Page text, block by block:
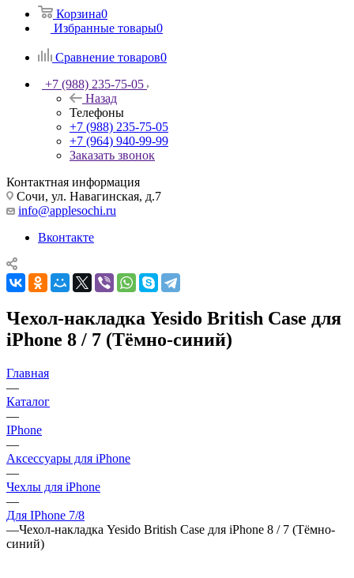
Корзина0
Избранные товары0
Сравнение товаров0
+7 (988) 235-75-05
Назад
Телефоны
+7 (988) 235-75-05
+7 (964) 940-99-99
Заказать звонок
Контактная информация
Сочи, ул. Навагинская, д.7
info@applesochi.ru
Вконтакте
Чехол-накладка Yesido British Case для
iPhone 8 / 7 (Тёмно-синий)
Главная
—
Каталог
—
IPhone
—
Аксессуары для iPhone
—
Чехлы для iPhone
—
Для IPhone 7/8
—Чехол-накладка Yesido British Case для iPhone 8 / 7 (Тёмно-
синий)